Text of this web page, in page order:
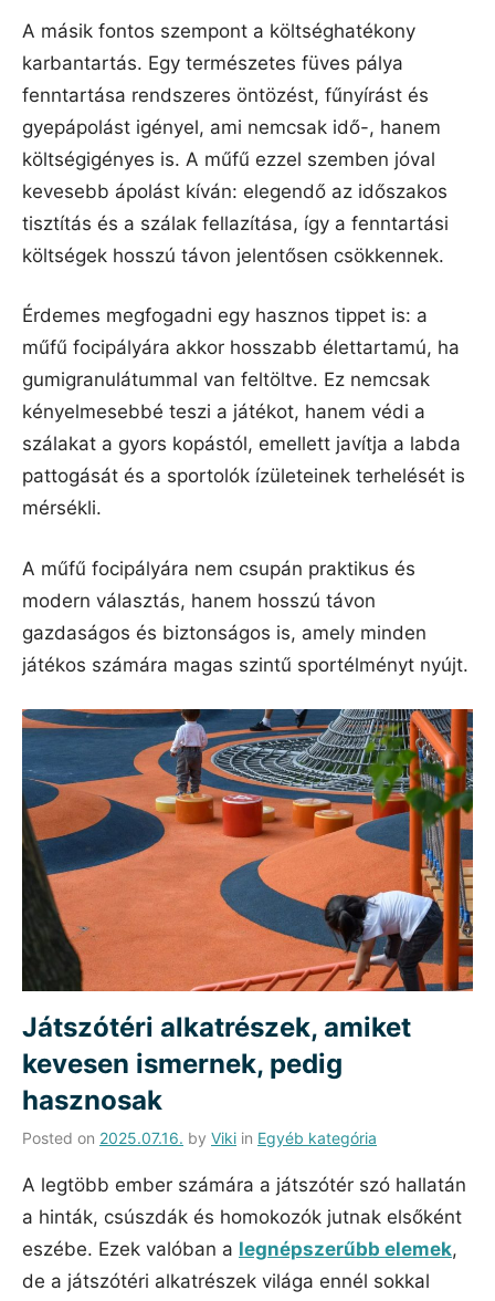
A másik fontos szempont a költséghatékony
karbantartás. Egy természetes füves pálya
fenntartása rendszeres öntözést, fűnyírást és
gyepápolást igényel, ami nemcsak idő-, hanem
költségigényes is. A műfű ezzel szemben jóval
kevesebb ápolást kíván: elegendő az időszakos
tisztítás és a szálak fellazítása, így a fenntartási
költségek hosszú távon jelentősen csökkennek.
Érdemes megfogadni egy hasznos tippet is: a
műfű focipályára akkor hosszabb élettartamú, ha
gumigranulátummal van feltöltve. Ez nemcsak
kényelmesebbé teszi a játékot, hanem védi a
szálakat a gyors kopástól, emellett javítja a labda
pattogását és a sportolók ízületeinek terhelését is
mérsékli.
A műfű focipályára nem csupán praktikus és
modern választás, hanem hosszú távon
gazdaságos és biztonságos is, amely minden
játékos számára magas szintű sportélményt nyújt.
Játszótéri alkatrészek, amiket
kevesen ismernek, pedig
hasznosak
Posted on 2025.07.16. by Viki in Egyéb kategória
A legtöbb ember számára a játszótér szó hallatán
a hinták, csúszdák és homokozók jutnak elsőként
eszébe. Ezek valóban a legnépszerűbb elemek,
de a játszótéri alkatrészek világa ennél sokkal